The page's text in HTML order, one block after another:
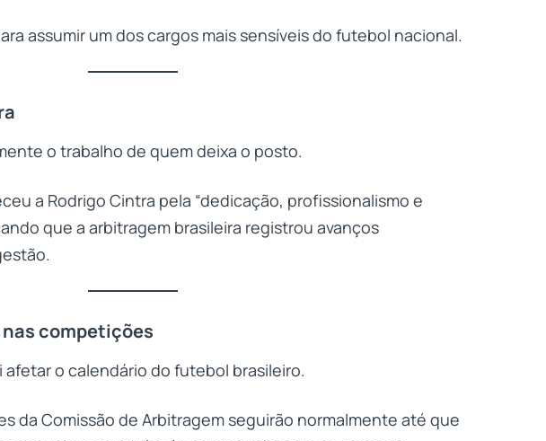
assumir um dos cargos mais sensíveis do futebol nacional.
o trabalho de quem deixa o posto.
a Rodrigo Cintra pela “dedicação, profissionalismo e
que a arbitragem brasileira registrou avanços
competições
afetar o calendário do futebol brasileiro.
da Comissão de Arbitragem seguirão normalmente até que